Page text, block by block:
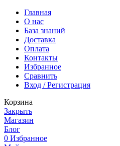
Главная
О нас
База знаний
Доставка
Оплата
Контакты
Избранное
Сравнить
Вход / Регистрация
Корзина
Закрыть
Магазин
Блог
0 Избранное